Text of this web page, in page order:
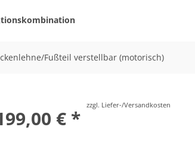
Fußteil verstellbar (motorisch)
€ *
zzgl. Liefer-/Versandkosten